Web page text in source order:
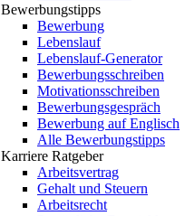
Bewerbungstipps
Bewerbung
Lebenslauf
Lebenslauf-Generator
Bewerbungsschreiben
Motivationsschreiben
Bewerbungsgespräch
Bewerbung auf Englisch
Alle Bewerbungstipps
Karriere Ratgeber
Arbeitsvertrag
Gehalt und Steuern
Arbeitsrecht